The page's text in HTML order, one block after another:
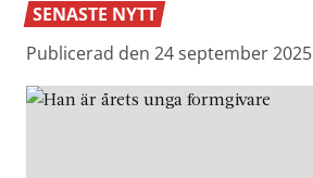
SENASTE NYTT
Publicerad den 24 september 2025